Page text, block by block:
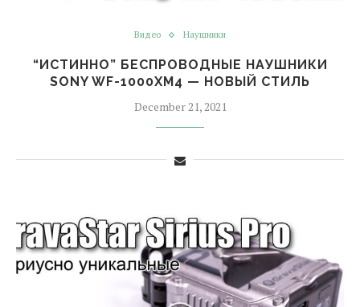
Видео Наушники
“ИСТИННО” БЕСПРОВОДНЫЕ НАУШНИКИ
SONY WF-1000XM4 — НОВЫЙ СТИЛЬ
December 21, 2021